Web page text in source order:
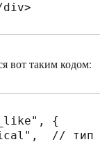
вот таким кодом:
{